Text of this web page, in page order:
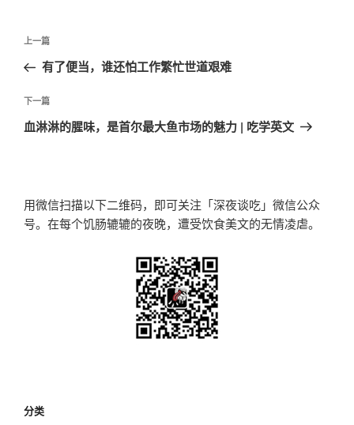
文
导
航
上
一
文
章
上一篇
有了便当，谁还怕工作繁忙世道艰难
下
一
下一篇
血淋淋的腥味，是首尔最大鱼市场的魅力 | 吃学英文
用微信扫描以下二维码，即可关注「深夜谈吃」微信公众
号。在每个饥肠辘辘的夜晚，遭受饮食美文的无情凌虐。
分类